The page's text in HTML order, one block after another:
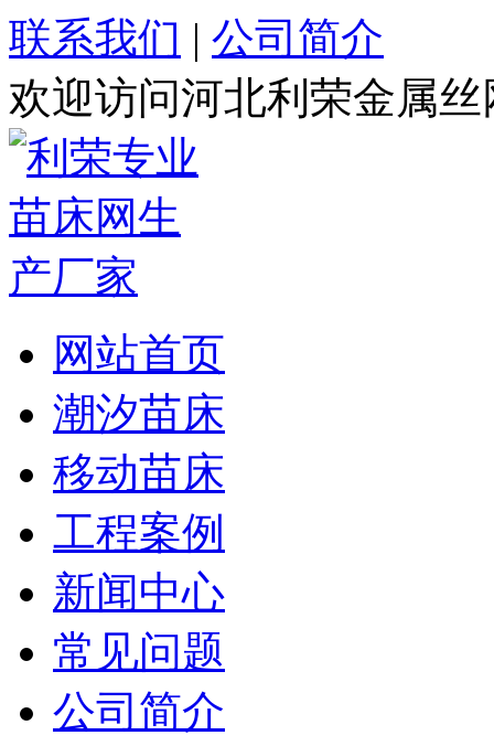
联系我们 | 公司简介
欢迎访问河北利荣金属
网站首页
潮汐苗床
移动苗床
工程案例
新闻中心
常见问题
公司简介